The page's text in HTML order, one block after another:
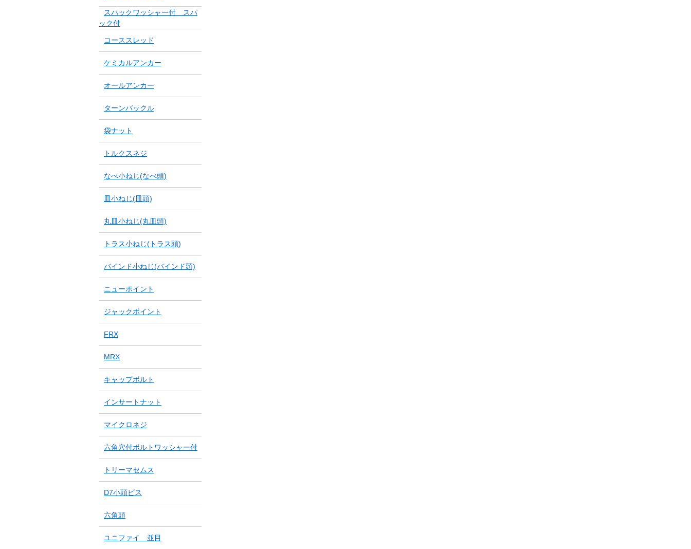
スパックワッシャー付 スパ
ック付
コーススレッド
ケミカルアンカー
オールアンカー
ターンバックル
袋ナット
トルクスネジ
なべ小ねじ(なべ頭)
皿小ねじ(皿頭)
丸皿小ねじ(丸皿頭)
トラス小ねじ(トラス頭)
バインド小ねじ(バインド頭)
ニューポイント
ジャックポイント
FRX
MRX
キャップボルト
インサートナット
マイクロネジ
六角穴付ボルトワッシャー付
トリーマセムス
D7小頭ビス
六角頭
ユニファイ 並目